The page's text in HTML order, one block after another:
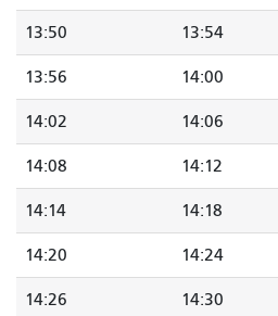
13:50 13:54
13:56 14:00
14:02 14:06
14:08 14:12
14:14 14:18
14:20 14:24
14:26 14:30